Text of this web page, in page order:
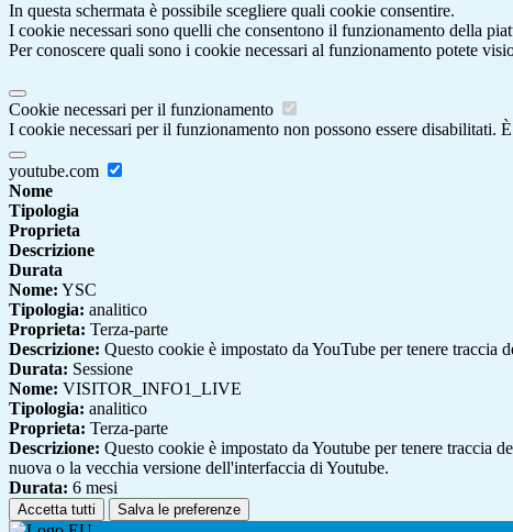
In questa schermata è possibile scegliere quali cookie consentire.
I cookie necessari sono quelli che consentono il funzionamento della
Per conoscere quali sono i cookie necessari al funzionamento potete
Cookie necessari per il funzionamento
I cookie necessari per il funzionamento non possono essere disabilitati.
youtube.com
Nome
Tipologia
Proprieta
Descrizione
Durata
Nome: YSC
Tipologia: analitico
Proprieta: Terza-parte
Descrizione: Questo cookie è impostato da YouTube per tenere traccia
Durata: Sessione
Nome: VISITOR_INFO1_LIVE
Tipologia: analitico
Proprieta: Terza-parte
Descrizione: Questo cookie è impostato da Youtube per tenere traccia
nuova o la vecchia versione dell'interfaccia di Youtube.
Durata: 6 mesi
Accetta tutti Salva le preferenze